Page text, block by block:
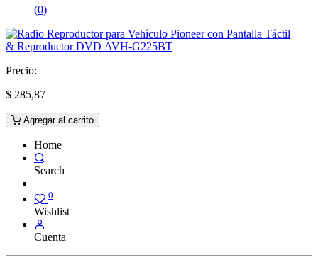
(0)
Precio:
$ 285,87
Agregar al carrito
Home
Search
0
Wishlist
Cuenta